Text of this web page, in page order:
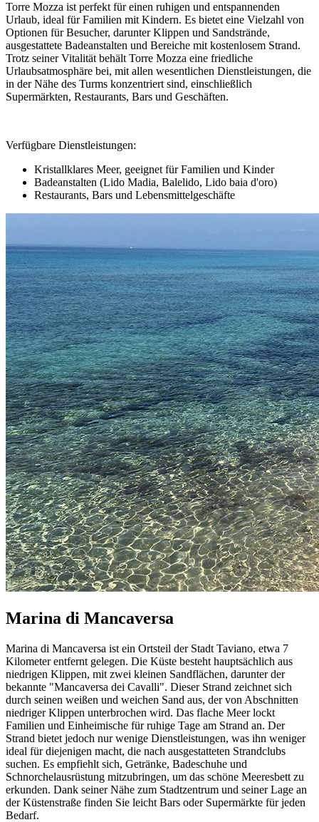
Torre Mozza ist perfekt für einen ruhigen und entspannenden
Urlaub, ideal für Familien mit Kindern. Es bietet eine Vielzahl von
Optionen für Besucher, darunter Klippen und Sandstrände,
ausgestattete Badeanstalten und Bereiche mit kostenlosem Strand.
Trotz seiner Vitalität behält Torre Mozza eine friedliche
Urlaubsatmosphäre bei, mit allen wesentlichen Dienstleistungen, die
in der Nähe des Turms konzentriert sind, einschließlich
Supermärkten, Restaurants, Bars und Geschäften.
Verfügbare Dienstleistungen:
Kristallklares Meer, geeignet für Familien und Kinder
Badeanstalten (Lido Madia, Balelido, Lido baia d'oro)
Restaurants, Bars und Lebensmittelgeschäfte
Marina di Mancaversa
Marina di Mancaversa ist ein Ortsteil der Stadt Taviano, etwa 7
Kilometer entfernt gelegen. Die Küste besteht hauptsächlich aus
niedrigen Klippen, mit zwei kleinen Sandflächen, darunter der
bekannte "Mancaversa dei Cavalli". Dieser Strand zeichnet sich
durch seinen weißen und weichen Sand aus, der von Abschnitten
niedriger Klippen unterbrochen wird. Das flache Meer lockt
Familien und Einheimische für ruhige Tage am Strand an. Der
Strand bietet jedoch nur wenige Dienstleistungen, was ihn weniger
ideal für diejenigen macht, die nach ausgestatteten Strandclubs
suchen. Es empfiehlt sich, Getränke, Badeschuhe und
Schnorchelausrüstung mitzubringen, um das schöne Meeresbett zu
erkunden. Dank seiner Nähe zum Stadtzentrum und seiner Lage an
der Küstenstraße finden Sie leicht Bars oder Supermärkte für jeden
Bedarf.